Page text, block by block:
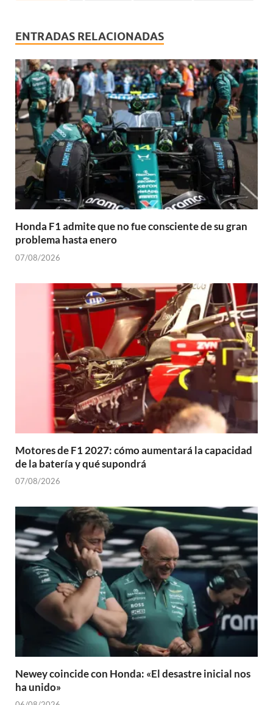
ENTRADAS RELACIONADAS
Honda F1 admite que no fue consciente de su gran
problema hasta enero
07/08/2026
Motores de F1 2027: cómo aumentará la capacidad
de la batería y qué supondrá
07/08/2026
Newey coincide con Honda: «El desastre inicial nos
ha unido»